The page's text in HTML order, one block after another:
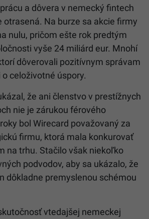
a dôvera v nemecký fintech
otrasená. Na burze sa akcie firmy
nulu, pričom ešte rok predtým
vyše 24 miliárd eur. Mnohí
dôverovali pozitívnym správam
celoživotné úspory.
že ani členstvo v prestížnych
nie je zárukou férového
bol Wirecard považovaný za
firmu, ktorá mala konkurovať
na trhu. Stačilo však niekoľko
podvodov, aby sa ukázalo, že
dôkladne premyslenou schémou
vtedajšej nemeckej